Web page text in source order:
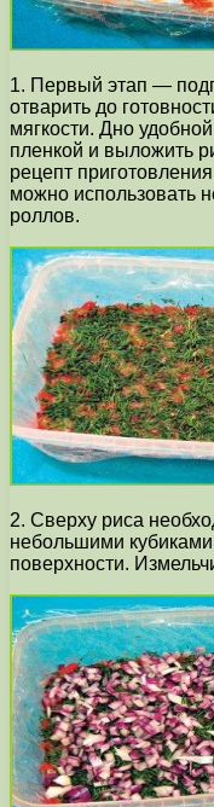
1. Первый этап —
отварить до
мягкости. Дно
пленкой и выложить
рецепт
можно использовать
роллов.
2. Сверху риса
небольшими кубиками
поверхности.